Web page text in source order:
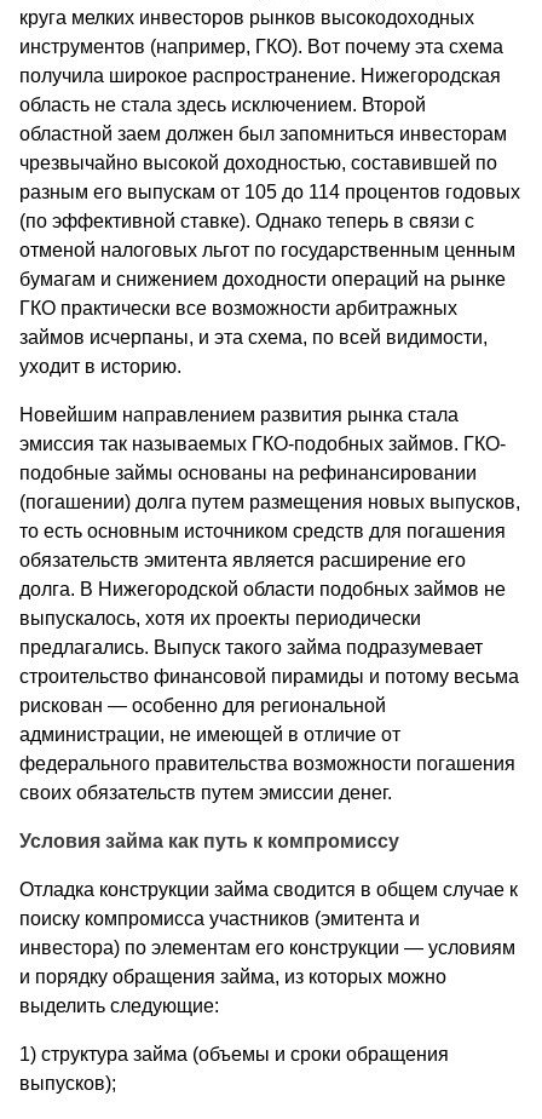
круга мелких инвесторов рынков высокодоходных
инструментов (например, ГКО). Вот почему эта схема
получила широкое распространение. Нижегородская
область не стала здесь исключением. Второй
областной заем должен был запомниться инвесторам
чрезвычайно высокой доходностью, составившей по
разным его выпускам от 105 до 114 процентов годовых
(по эффективной ставке). Однако теперь в связи с
отменой налоговых льгот по государственным ценным
бумагам и снижением доходности операций на рынке
ГКО практически все возможности арбитражных
займов исчерпаны, и эта схема, по всей видимости,
уходит в историю.
Новейшим направлением развития рынка стала
эмиссия так называемых ГКО-подобных займов. ГКО-
подобные займы основаны на рефинансировании
(погашении) долга путем размещения новых выпусков,
то есть основным источником средств для погашения
обязательств эмитента является расширение его
долга. В Нижегородской области подобных займов не
выпускалось, хотя их проекты периодически
предлагались. Выпуск такого займа подразумевает
строительство финансовой пирамиды и потому весьма
рискован — особенно для региональной
администрации, не имеющей в отличие от
федерального правительства возможности погашения
своих обязательств путем эмиссии денег.
Условия займа как путь к компромиссу
Отладка конструкции займа сводится в общем случае к
поиску компромисса участников (эмитента и
инвестора) по элементам его конструкции — условиям
и порядку обращения займа, из которых можно
выделить следующие:
1) структура займа (объемы и сроки обращения
выпусков);